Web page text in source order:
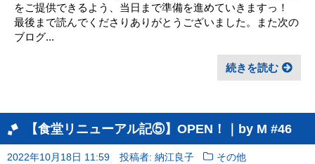
をご提供できるよう、当日まで準備を進めていきますっ！ ㅤ
最後まで読んでくださりありがとうございました。また次の
ブログ...
続きを読む
【食堂リニューアル記⑤】OPEN！｜by M #46
2022年10月18日 11:59 投稿者: 納江良子 その他